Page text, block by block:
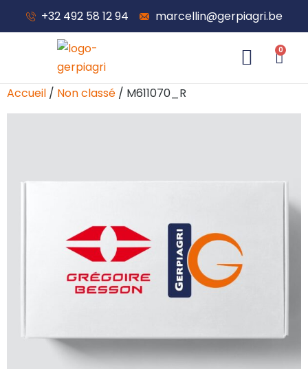
+32 492 58 12 94 marcellin@gerpiagri.be
0
Accueil / Non classé / M611070_R